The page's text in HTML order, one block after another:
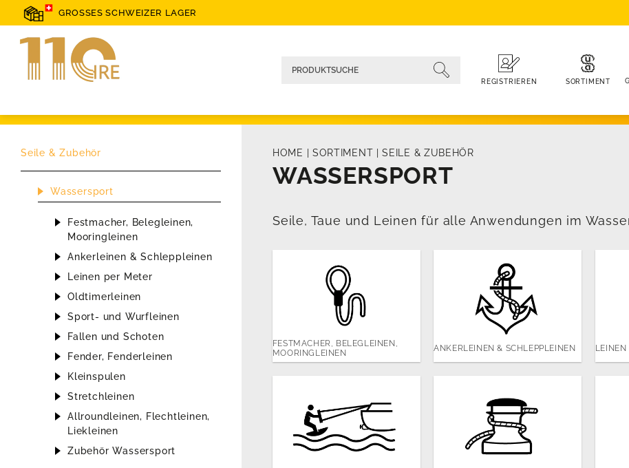
GROSSES SCHWEIZER LAGER
REGISTRIEREN SORTIMENT
Seile & Zubehör
Wassersport
Festmacher, Belegleinen,
Mooringleinen
Ankerleinen & Schleppleinen
Leinen per Meter
Oldtimerleinen
Sport- und Wurfleinen
Fallen und Schoten
Fender, Fenderleinen
Kleinspulen
Stretchleinen
Allroundleinen, Flechtleinen,
Liekleinen
Zubehör Wassersport
HOME SORTIMENT |SEILE & ZUBEHÖR
WASSERSPORT
Seile, Taue und Leinen für alle Anwendungen im
FESTMACHER, BELEGLEINEN,
MOORINGLEINEN
ANKERLEINEN & SCHLEPPLEINEN LEINEN